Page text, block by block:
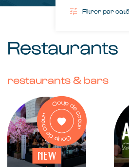
Filtrer par
mobilier &
accessoires
Restaurants
restaurants
Restaurants
restaurants & bars
NEW